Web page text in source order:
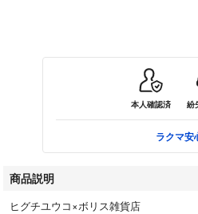
本人確認済 紛
ラクマ安
商品説明
ヒグチユウコ×ボリス雑貨店